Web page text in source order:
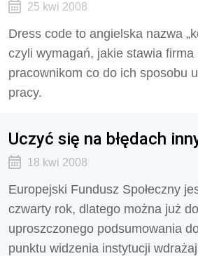
25 kwi 2008
Dress code to angielska nazwa
czyli wymagań, jakie stawia firma
pracownikom co do ich sposobu
pracy.
Uczyć się na błędach
18 kwi 2008
Europejski Fundusz Społeczny
czwarty rok, dlatego można już
uproszczonego podsumowania
punktu widzenia instytucji